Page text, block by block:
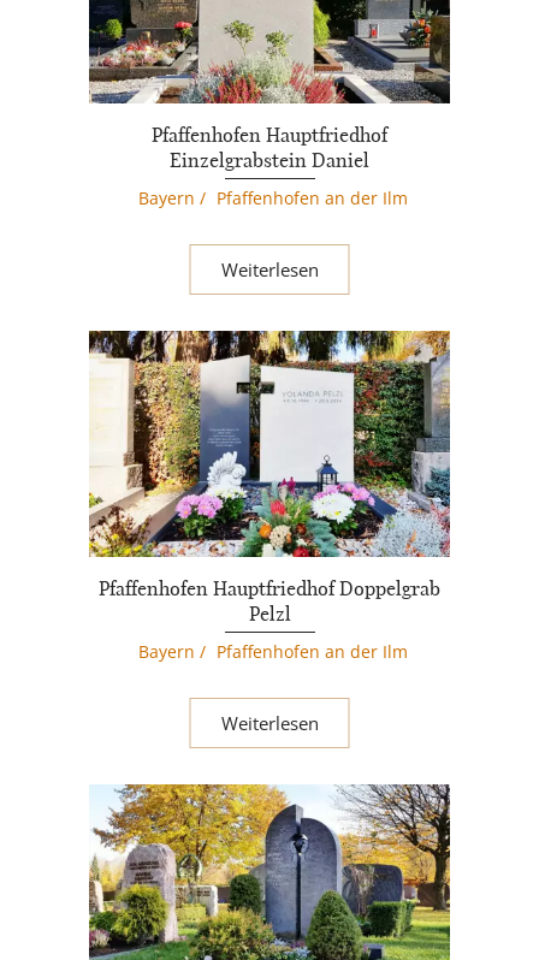
Pfaffenhofen Hauptfriedhof
Einzelgrabstein Daniel
Bayern / Pfaffenhofen an der Ilm
Weiterlesen
Pfaffenhofen Hauptfriedhof Doppelgrab
Pelzl
Bayern / Pfaffenhofen an der Ilm
Weiterlesen